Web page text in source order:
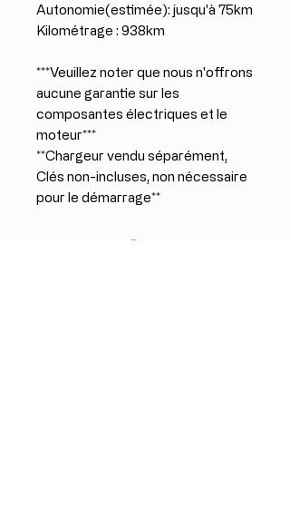
Autonomie(estimée): jusqu'à 75km
Kilométrage : 938km
***Veuillez noter que nous n'offrons
aucune garantie sur les
composantes électriques et le
moteur***
**Chargeur vendu séparément,
Clés non-incluses, non nécessaire
pour le démarrage**